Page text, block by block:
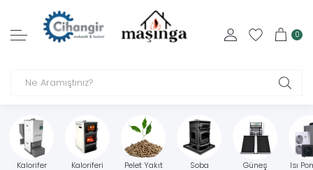
0
Kalorifer
Kaloriferi
Pelet Yakıt
Soba
Güneş
Isı